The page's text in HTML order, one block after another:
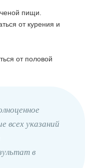
пищи.
от курения и
от половой
всех указаний
в